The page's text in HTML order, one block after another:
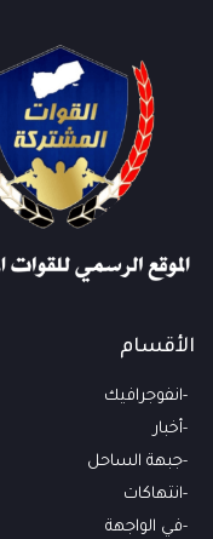
الأقسام
انفوجرافيك
أخبار
جبهة الساحل
انتهاكات
في الواجهة